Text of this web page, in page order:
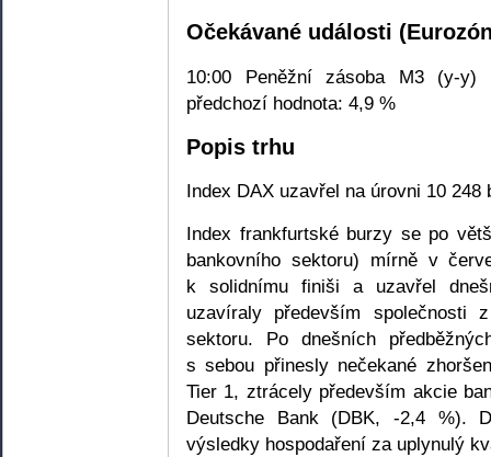
Očekávané události
10:00 Peněžní zásoba M3 (y-
předchozí hodnota: 4,9 %
Popis trhu
Index DAX uzavřel na úrovni 10 248
Index frankfurtské burzy se po
bankovního sektoru) mírně v
k solidnímu finiši a uzavřel
uzavíraly především společnosti
sektoru. Po dnešních
s sebou přinesly nečekané
Tier 1, ztrácely především akcie
Deutsche Bank (DBK, -2,4 %).
výsledky hospodaření za uplynulý